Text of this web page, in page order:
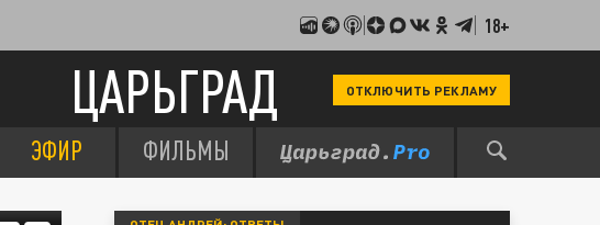
18+
ЦАРЬГРАД ОТКЛЮЧИТЬ РЕКЛАМУ
ЭФИР ФИЛЬМЫ